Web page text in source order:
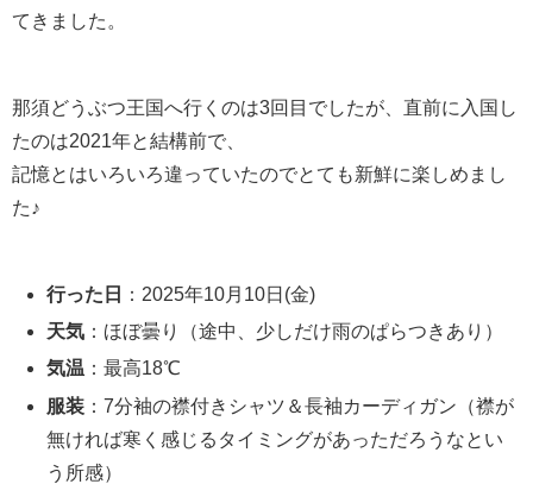
てきました。
那須どうぶつ王国へ行くのは3回目でしたが、直前に入国し
たのは2021年と結構前で、
記憶とはいろいろ違っていたのでとても新鮮に楽しめまし
た♪
行った日
：2025年10月10日(金)
天気 ：ほぼ曇り（途中、少しだけ雨のぱらつきあり）
気温 ：最高18℃
服装 ：7分袖の襟付きシャツ＆長袖カーディガン（襟が
無ければ寒く感じるタイミングがあっただろうなとい
う所感）